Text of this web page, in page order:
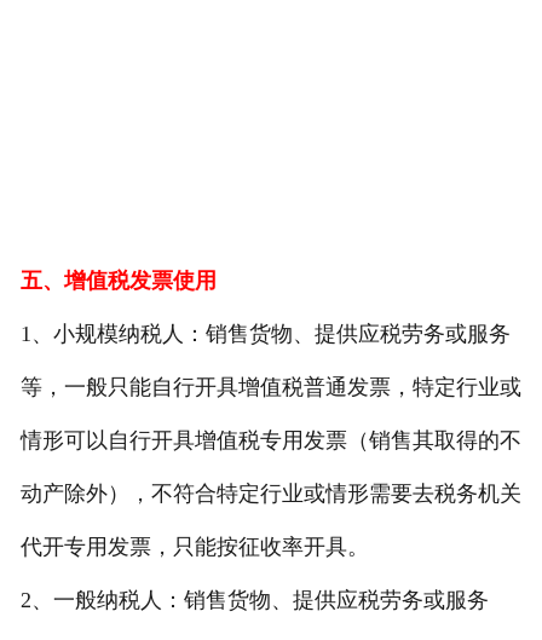
五、增值税发票使用
1、小规模纳税人：销售货物、提供应税劳务或服务
等，一般只能自行开具增值税普通发票，特定行业或
情形可以自行开具增值税专用发票（销售其取得的不
动产除外），不符合特定行业或情形需要去税务机关
代开专用发票，只能按征收率开具。
2、一般纳税人：销售货物、提供应税劳务或服务